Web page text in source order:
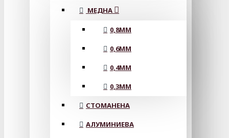
МЕДНА
0,8MM
0,6MM
0,4MM
0,3MM
СТОМАНЕНА
АЛУМИНИЕВА